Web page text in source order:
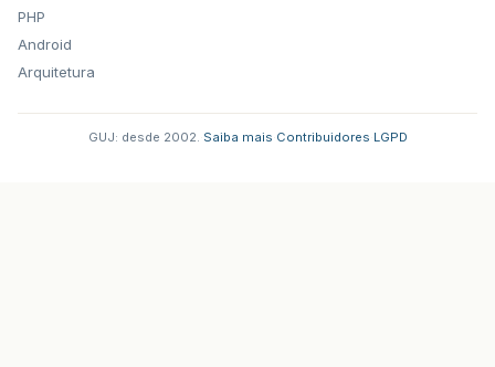
PHP
Android
Arquitetura
GUJ: desde 2002. Saiba mais Contribuidores LGPD